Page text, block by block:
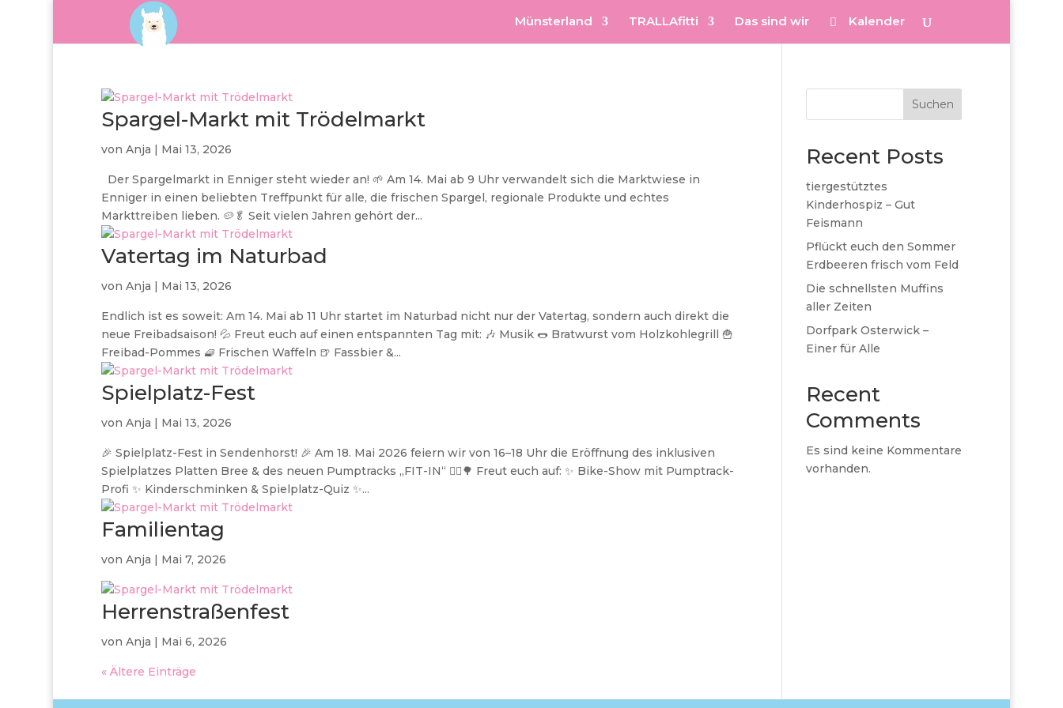
Münsterland TRALLAfitti Das sind wir Kalender
Spargel-Markt mit Trödelmarkt
von Anja | Mai 13, 2026
Der Spargelmarkt in Enniger steht wieder an! 🌱 Am 14. Mai ab 9 Uhr verwandelt sich die Marktwiese in
Enniger in einen beliebten Treffpunkt für alle, die frischen Spargel, regionale Produkte und echtes
Markttreiben lieben. 🥔🥬 Seit vielen Jahren gehört der...
Vatertag im Naturbad
von Anja | Mai 13, 2026
Endlich ist es soweit: Am 14. Mai ab 11 Uhr startet im Naturbad nicht nur der Vatertag, sondern auch direkt die
neue Freibadsaison! 💦 Freut euch auf einen entspannten Tag mit: 🎶 Musik 🌭 Bratwurst vom Holzkohlegrill 🍟
Freibad-Pommes 🧇 Frischen Waffeln 🍺 Fassbier &...
Spielplatz-Fest
von Anja | Mai 13, 2026
🎉 Spielplatz-Fest in Sendenhorst! 🎉 Am 18. Mai 2026 feiern wir von 16–18 Uhr die Eröffnung des inklusiven
Spielplatzes Platten Bree & des neuen Pumptracks „FIT-IN“ 🚴‍♂️🌳 Freut euch auf: ✨ Bike-Show mit Pumptrack-
Profi ✨ Kinderschminken & Spielplatz-Quiz ✨...
Familientag
von Anja | Mai 7, 2026
Herrenstraßenfest
von Anja | Mai 6, 2026
« Ältere Einträge
Suchen
Recent Posts
tiergestütztes
Kinderhospiz – Gut
Feismann
Pflückt euch den Sommer
Erdbeeren frisch vom Feld
Die schnellsten Muffins
aller Zeiten
Dorfpark Osterwick –
Einer für Alle
Recent
Comments
Es sind keine Kommentare
vorhanden.